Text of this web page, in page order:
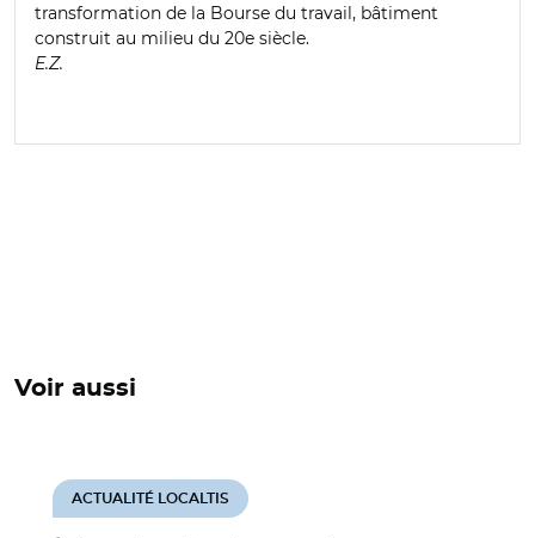
transformation de la Bourse du travail, bâtiment
construit au milieu du 20e siècle.
E.Z.
Voir aussi
ACTUALITÉ LOCALTIS